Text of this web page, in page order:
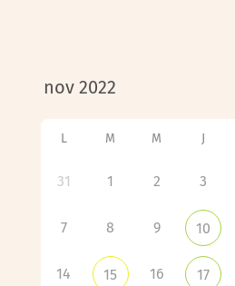
L M M J
31 1 2 3
7 8 9 10
14 15 16 17